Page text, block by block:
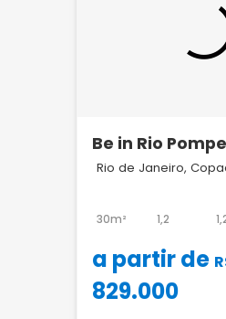
Be in Rio
110 |
Rio de Janeiro,
30m² 1,2
a partir de
829.000